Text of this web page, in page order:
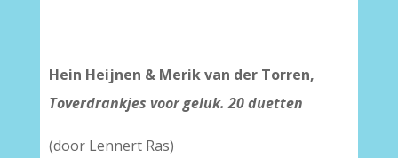
Hein Heijnen & Merik van der Torren,
Toverdrankjes voor geluk. 20 duetten
(door Lennert Ras)